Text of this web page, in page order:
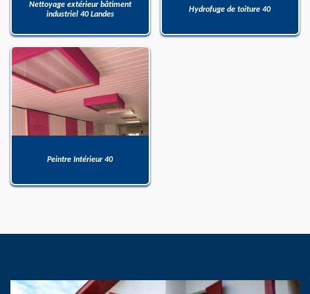
Nettoyage extérieur bâtiment
industriel 40 Landes
Hydrofuge de toiture 40
Peintre Intérieur 40